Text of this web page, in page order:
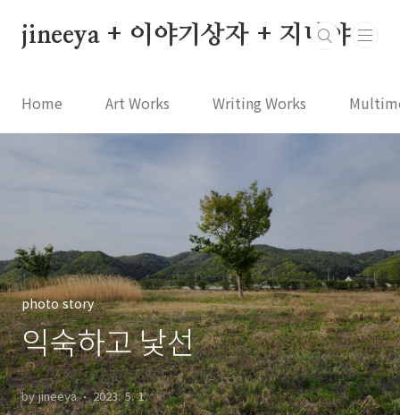
jineeya + 이야기상자 + 지니야
Home Art Works Writing Works
photo story
익숙하고 낯선
by jineeya 2023. 5. 1.